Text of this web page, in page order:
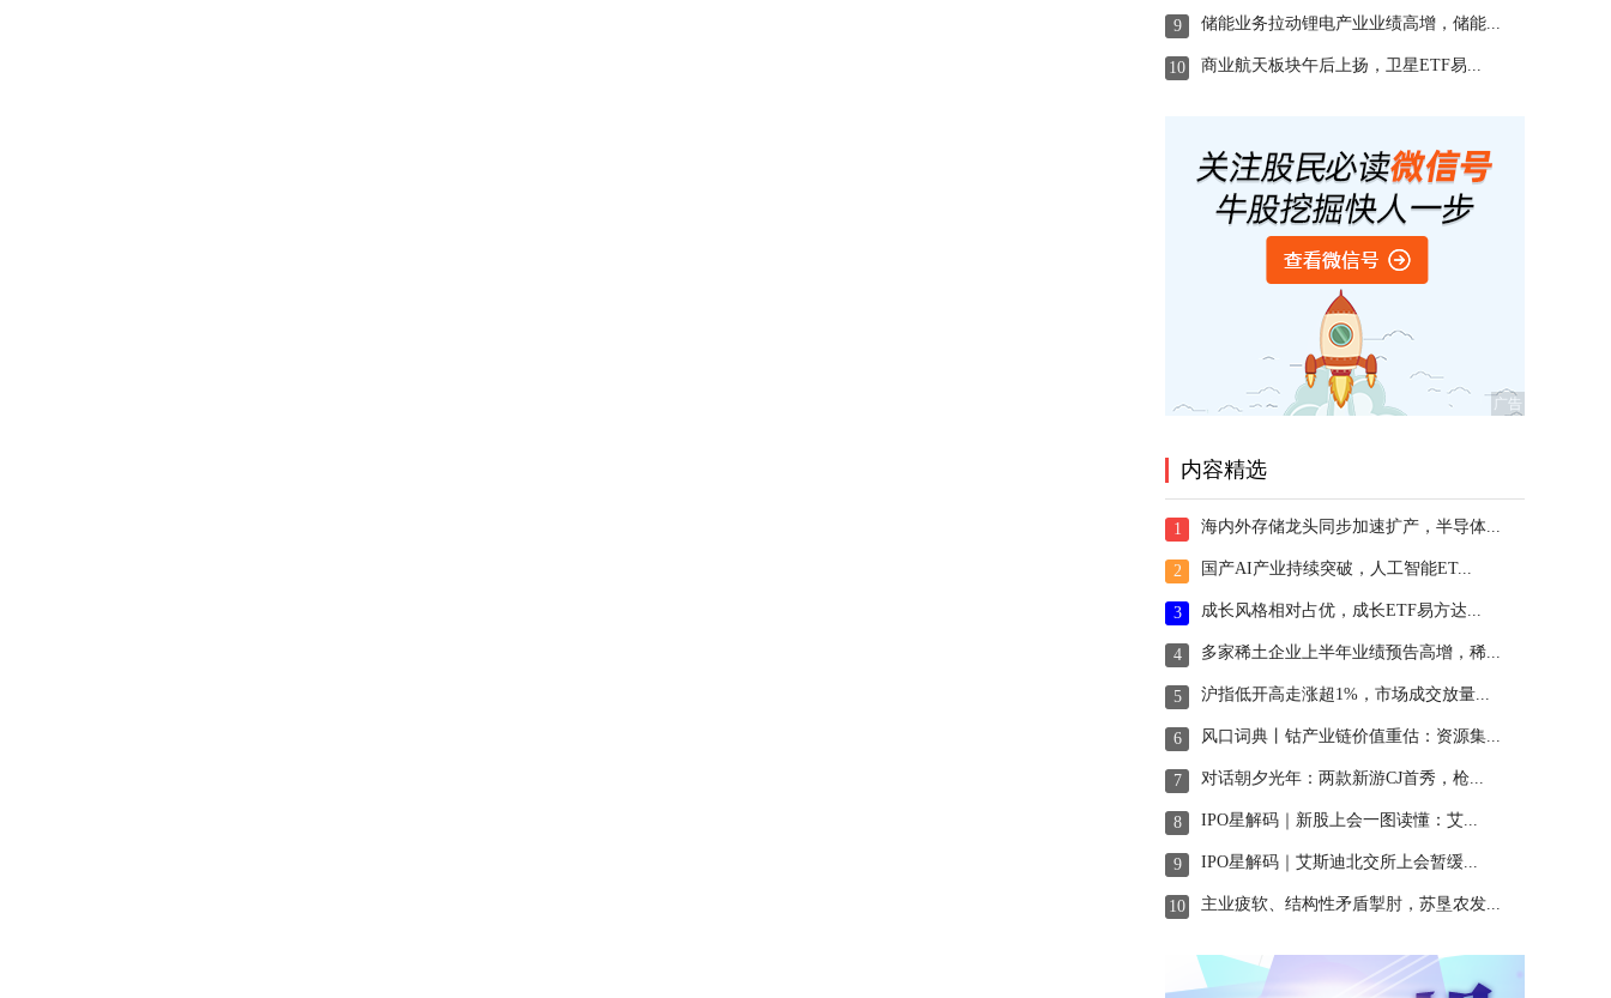
9 储能业务拉动锂电产业业绩高增，储能...
10 商业航天板块午后上扬，卫星ETF易...
内容精选
1 海内外存储龙头同步加速扩产，半导体...
2 国产AI产业持续突破，人工智能ET...
3 成长风格相对占优，成长ETF易方达...
4 多家稀土企业上半年业绩预告高增，稀...
5 沪指低开高走涨超1%，市场成交放量...
6 风口词典丨钴产业链价值重估：资源集...
7 对话朝夕光年：两款新游CJ首秀，枪...
8 IPO星解码｜新股上会一图读懂：艾...
9 IPO星解码｜艾斯迪北交所上会暂缓...
10 主业疲软、结构性矛盾掣肘，苏垦农发...